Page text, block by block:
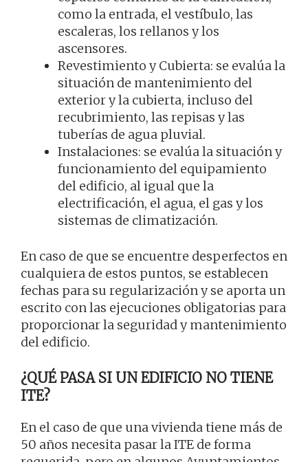
como la entrada, el vestíbulo, las
escaleras, los rellanos y los
ascensores.
Revestimiento y Cubierta: se evalúa la
situación de mantenimiento del
exterior y la cubierta, incluso del
recubrimiento, las repisas y las
tuberías de agua pluvial.
Instalaciones: se evalúa la situación y
funcionamiento del equipamiento
del edificio, al igual que la
electrificación, el agua, el gas y los
sistemas de climatización.
En caso de que se encuentre desperfectos en
cualquiera de estos puntos, se establecen
fechas para su regularización y se aporta un
escrito con las ejecuciones obligatorias para
proporcionar la seguridad y mantenimiento
del edificio.
¿QUÉ PASA SI UN EDIFICIO NO TIENE
ITE?
En el caso de que una vivienda tiene más de
50 años necesita pasar la ITE de forma